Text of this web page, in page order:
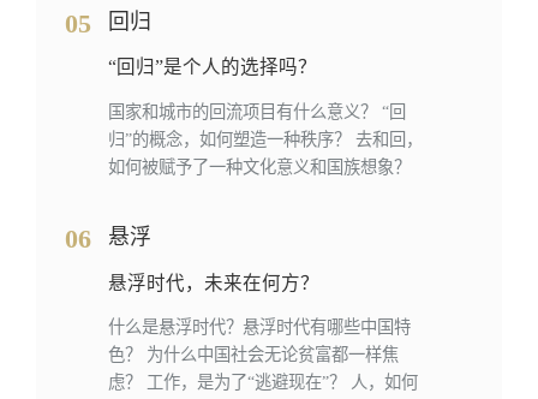
05 回归
“回归”是个人的选择吗？
国家和城市的回流项目有什么意义？ “回
归”的概念，如何塑造一种秩序？ 去和回，
如何被赋予了一种文化意义和国族想象？
06 悬浮
悬浮时代，未来在何方？
什么是悬浮时代？悬浮时代有哪些中国特
色？ 为什么中国社会无论贫富都一样焦
虑？ 工作，是为了“逃避现在”？ 人，如何